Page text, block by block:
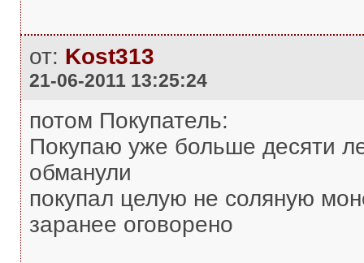
от: Kost313
21-06-2011 13:25:24
потом Покупатель:
Покупаю уже больше десяти
обманули
покупал целую не соляную
заранее оговорено